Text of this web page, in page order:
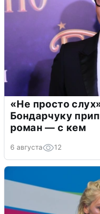
«Не просто
Бондарчуку
роман — с кем
6 августа 12